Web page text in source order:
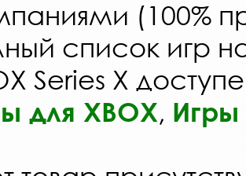
(100%
список игр
Series X
для XBOX, Игры